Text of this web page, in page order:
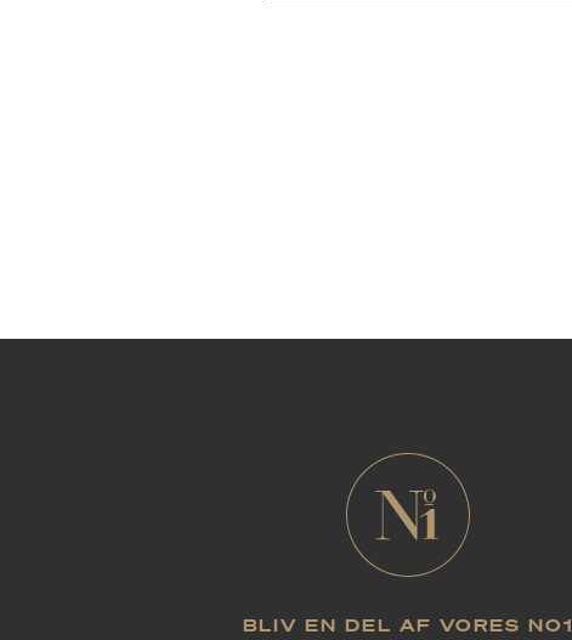
BLIV EN DEL AF VORES NO1